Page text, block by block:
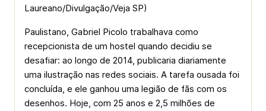
Laureano/Divulgação/Veja SP)
Paulistano, Gabriel Picolo trabalhava como
recepcionista de um hostel quando decidiu se
desafiar: ao longo de 2014, publicaria diariamente
uma ilustração nas redes sociais. A tarefa ousada foi
concluída, e ele ganhou uma legião de fãs com os
desenhos. Hoje, com 25 anos e 2,5 milhões de